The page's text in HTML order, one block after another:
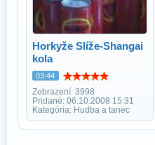
Horkyže Slíže-Shangai
kola
03:44
Zobrazení: 3998
Pridané: 06.10.2008 15:31
Kategória: Hudba a tanec